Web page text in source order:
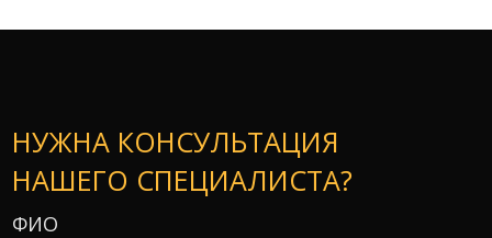
НУЖНА КОНСУЛЬТАЦИЯ
НАШЕГО СПЕЦИАЛИСТА?
ФИО